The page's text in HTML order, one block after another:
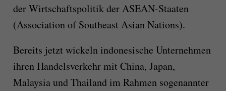
der Wirtschaftspolitik der ASEAN-Staaten
(Association of Southeast Asian Nations).
Bereits jetzt wickeln indonesische Unternehmen
ihren Handelsverkehr mit China, Japan,
Malaysia und Thailand im Rahmen sogenannter